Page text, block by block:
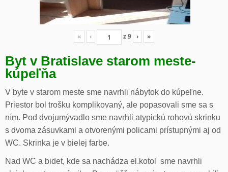
« ‹ z9 › »
Byt v Bratislave starom meste-
kúpeľňa
V byte v starom meste sme navrhli nábytok do kúpeľne.
Priestor bol trošku komplikovaný, ale popasovali sme sa s
ním. Pod dvojumývadlo sme navrhli atypickú rohovú skrinku
s dvoma zásuvkami a otvorenými policami prístupnými aj od
WC. Skrinka je v bielej farbe.
Nad WC a bidet, kde sa nachádza el.kotol sme navrhli